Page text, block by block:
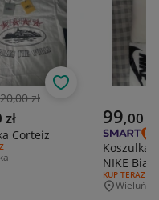
cena
zł
cena
zł
Corteiz
Obserwuj
Aktualna
99,00
Koszulka
NIKE
RODZAJ
KUP TERAZ
Wieluń